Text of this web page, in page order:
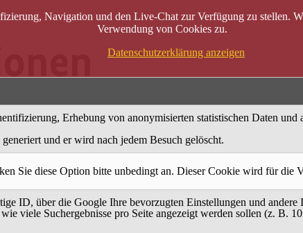
Navigation und den Live-Chat zur Verfügung zu stellen.
Verwendung von Cookies zu.
Datenschutzerklärung anzeigen
Erhebung von anonymisierten statistischen Daten und
und er wird nach jedem Besuch gelöscht.
Sie diese Option bitte unbedingt an. Dieser Cookie wird für die
ID, über die Google Ihre bevorzugten Einstellungen und andere
viele Suchergebnisse pro Seite angezeigt werden sollen (z. B.